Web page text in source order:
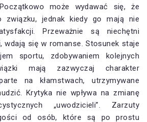
może wydawać się, że
związku, jednak kiedy go mają nie
Przeważnie są niechętni
wdają się w romanse. Stosunek staje
sportu, zdobywaniem kolejnych
mają zazwyczaj charakter
na kłamstwach, utrzymywane
Krytyka nie wpływa na zmianę
„uwodzicieli”. Zarzuty
od osób, które są po prostu